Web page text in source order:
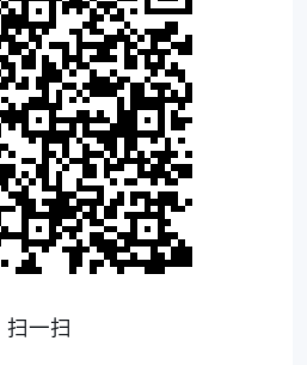
扫一扫